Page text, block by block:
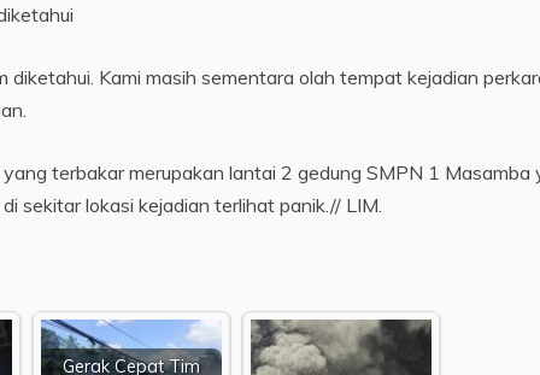
diketahui. Kami masih sementara olah tempat kejadian
terbakar merupakan lantai 2 gedung SMPN 1 Masamba
sekitar lokasi kejadian terlihat panik.// LIM.
Gerak Cepat Tim